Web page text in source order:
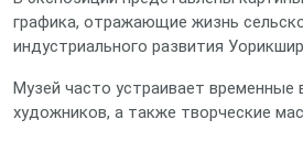
графика, отражающие жизнь
индустриального развития
Музей часто устраивает временные
художников, а также творческие